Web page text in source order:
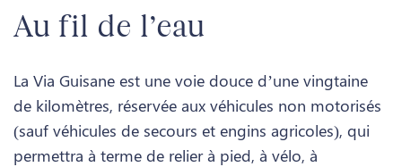
Au fil de l’eau
La Via Guisane est une voie douce d’une vingtaine
de kilomètres, réservée aux véhicules non motorisés
(sauf véhicules de secours et engins agricoles), qui
permettra à terme de relier à pied, à vélo, à